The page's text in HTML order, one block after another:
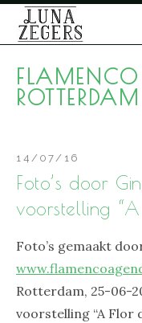
Skip
FLAMENCO
Foto’s door
voorstelling “A
14/07/16
Foto’s gemaakt
Rotterdam, 25-06-
voorstelling “A Flor